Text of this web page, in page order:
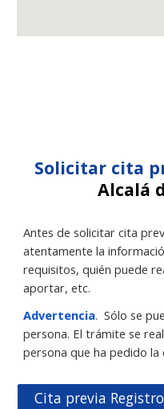
Solicitar cita
Alcalá
Antes de solicitar cita
atentamente la
requisitos, quién puede
aportar, etc.
Advertencia. Sólo se
persona. El trámite se
persona que ha pedido la
Cita previa